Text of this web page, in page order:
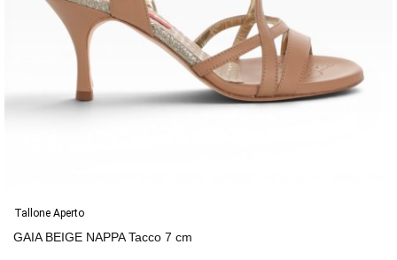
Tallone Aperto
GAIA BEIGE NAPPA Tacco 7 cm